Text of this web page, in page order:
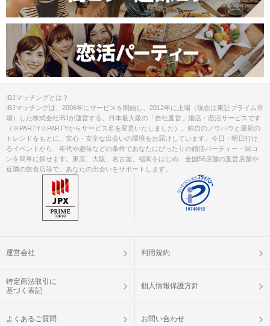
注意事項
ご来場ください。
完了していない場合は、ご参加いた
だけません。
①公式アプリのダウンロード ・ログイ
ン
②本人確認書類の事前アップロード
キャンセル
について
りキャンセルされた場合、参加費と同
額のキャンセル料が発生します。
掲載開始日：2025/6/6
IBJマッチングとは？
IBJマッチングは、2006年にサービスを開始し、2012年に上場（現在は東証プライム市
場）した株式会社IBJが運営する、日本最大級の「自社直営」婚活・恋活サービスです
（※PARTY☆PARTYからサービス名を変更いたしました）。独自のノウハウと最新の
トレンドをもとに、安心・安全な出会いの環境をお届けしています。今日・明日行け
るイベントから、年代や趣味などの条件であなたにぴったりの婚活パーティー・街コ
ンを簡単に探せます。東京、大阪、名古屋、福岡をはじめ、全国56店舗の直営店舗や
近隣の飲食店等で、あなたの出会いをサポートします。
運営会社 利用規約
特定商法取引に
基づく表記
個人情報保護方針
よくあるご質問 お問い合わせ